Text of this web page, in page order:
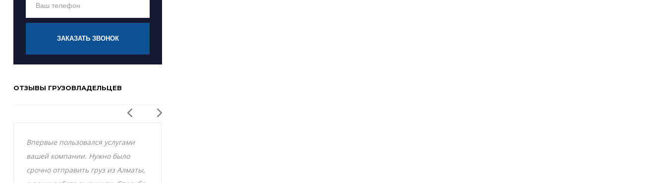
ЗАКАЗАТЬ ЗВОНОК
ОТЗЫВЫ ГРУЗОВЛАДЕЛЬЦЕВ
Впервые пользовался услугами
вашей компании. Нужно было
срочно отправить груз из Алматы,